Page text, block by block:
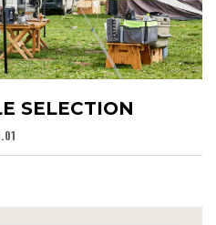
SELECTION